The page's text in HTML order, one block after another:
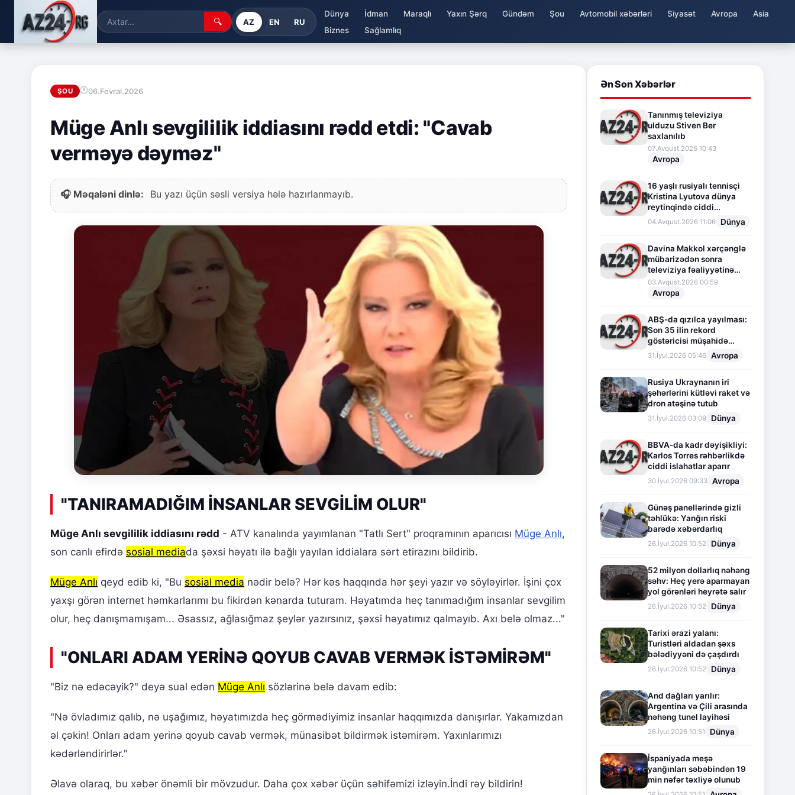
🔍 AZ EN RU
Dünya İdman Maraqlı Yaxın Şərq Gündəm Şou Avtomobil xəbərləri Siyasət Avropa
Asia
Biznes
Sağlamlıq
ŞOU 06.Fevral.2026
Müge Anlı sevgililik iddiasını rədd etdi: "Cavab
verməyə dəyməz"
🎧 Məqaləni dinlə: Bu yazı üçün səsli versiya hələ hazırlanmayıb.
"TANIRAMADIĞIM İNSANLAR SEVGİLİM OLUR"
Müge Anlı sevgililik iddiasını rədd - ATV kanalında yayımlanan "Tatlı Sert" proqramının aparıcısı Müge Anlı,
son canlı efirdə sosial mediada şəxsi həyatı ilə bağlı yayılan iddialara sərt etirazını bildirib.
Müge Anlı qeyd edib ki, "Bu sosial media nədir belə? Hər kəs haqqında hər şeyi yazır və söyləyirlər. İşini çox
yaxşı görən internet həmkarlarımı bu fikirdən kənarda tuturam. Həyatımda heç tanımadığım insanlar sevgilim
olur, heç danışmamışam... Əsassız, ağlasığmaz şeylər yazırsınız, şəxsi həyatımız qalmayıb. Axı belə olmaz..."
"ONLARI ADAM YERİNƏ QOYUB CAVAB VERMƏK İSTƏMİRƏM"
"Biz nə edəcəyik?" deyə sual edən Müge Anlı sözlərinə belə davam edib:
"Nə övladımız qalıb, nə uşağımız, həyatımızda heç görmədiyimiz insanlar haqqımızda danışırlar. Yakamızdan
əl çəkin! Onları adam yerinə qoyub cavab vermək, münasibət bildirmək istəmirəm. Yaxınlarımızı
kədərləndirirlər."
Əlavə olaraq, bu xəbər önəmli bir mövzudur. Daha çox xəbər üçün səhifəmizi izləyin.İndi rəy bildirin!
Ən Son Xəbərlər
Tanınmış televiziya
ulduzu Stiven Ber
saxlanılıb
07.Avqust.2026 10:43
Avropa
16 yaşlı rusiyalı tennisçi
Kristina Lyutova dünya
reytinqində ciddi
irəliləyişə imza atdı
04.Avqust.2026 11:06 Dünya
Davina Makkol xərçənglə
mübarizədən sonra
televiziya fəaliyyətinə
fasilə verir
03.Avqust.2026 00:59
Avropa
ABŞ-da qızılca yayılması:
Son 35 ilin rekord
göstəricisi müşahidə
olunur
31.İyul.2026 05:46 Avropa
Rusiya Ukraynanın iri
şəhərlərini kütləvi raket və
dron atəşinə tutub
31.İyul.2026 03:09 Dünya
BBVA-da kadr dəyişikliyi:
Karlos Torres rəhbərlikdə
ciddi islahatlar aparır
30.İyul.2026 09:33 Avropa
Günəş panellərində gizli
təhlükə: Yanğın riski
barədə xəbərdarlıq
26.İyul.2026 10:52 Dünya
52 milyon dollarlıq nəhəng
səhv: Heç yerə aparmayan
yol görənləri heyrətə salır
26.İyul.2026 10:52 Dünya
Tarixi ərazi yalanı:
Turistləri aldadan şəxs
bələdiyyəni də çaşdırdı
26.İyul.2026 10:52 Dünya
And dağları yarılır:
Argentina və Çili arasında
nəhəng tunel layihəsi
26.İyul.2026 10:51 Dünya
İspaniyada meşə
yanğınları səbəbindən 19
min nəfər təxliyə olunub